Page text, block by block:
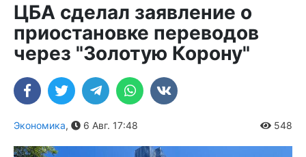
ЦБА сделал заявление о
приостановке переводов
через "Золотую Корону"
Экономика, 6 Авг. 17:48 548